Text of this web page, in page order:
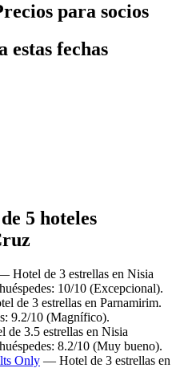
para socios
estas fechas
5 hoteles
Hotel de 3 estrellas en Nisia
10/10 (Excepcional).
de 3 estrellas en Parnamirim.
9.2/10 (Magnífico).
3.5 estrellas en Nisia
8.2/10 (Muy bueno).
Only — Hotel de 3 estrellas en